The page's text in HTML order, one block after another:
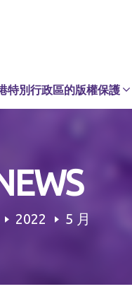
特別行政區的版權保護
2022 5 月